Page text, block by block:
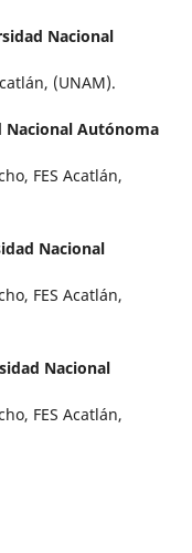
Nacional
(UNAM).
Nacional Autónoma
FES Acatlán,
Nacional
FES Acatlán,
Nacional
FES Acatlán,